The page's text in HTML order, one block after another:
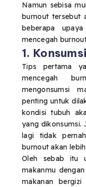
Namun sebisa
burnout tersebut
beberapa
mencegah
1.
Tips pertama
mencegah
mengonsumsi
penting untuk
kondisi tubuh
yang dikonsumsi.
lagi tidak
burnout akan
Oleh sebab itu
makanmu
makanan